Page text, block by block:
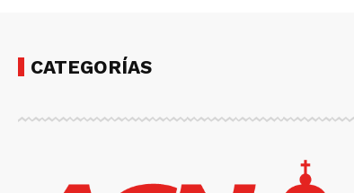
CATEGORÍAS